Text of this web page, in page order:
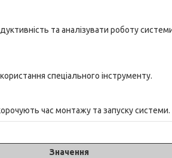
та аналізувати роботу
спеціального інструменту.
час монтажу та запуску системи.
Значення